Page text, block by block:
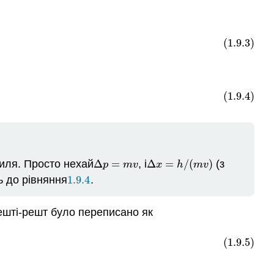
(1.9.3)
(1.9.4)
Просто нехайΔp = mv
Δp=m v , іΔx = h/(mv)
Δx=h/ (mv)
(з
до рівняння1.9.4
1.9.4.
решт було переписано як
(1.9.5)